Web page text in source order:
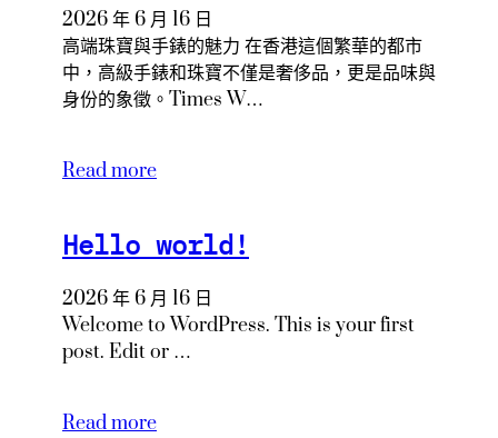
2026 年 6 月 16 日
高端珠寶與手錶的魅力 在香港這個繁華的都市
中，高級手錶和珠寶不僅是奢侈品，更是品味與
身份的象徵。Times W…
Read more
Hello world!
2026 年 6 月 16 日
Welcome to WordPress. This is your first
post. Edit or …
Read more